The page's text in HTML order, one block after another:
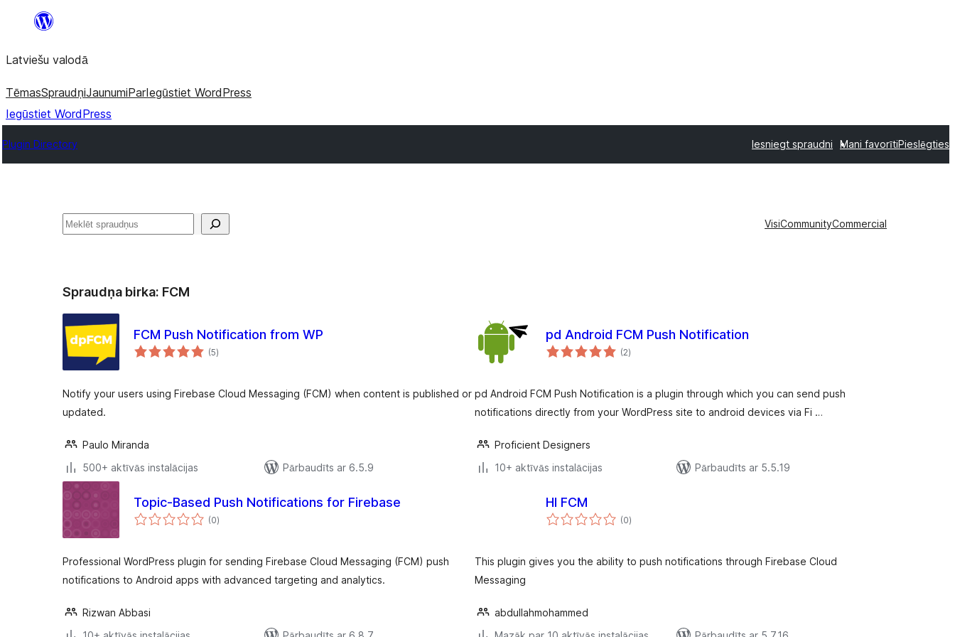
Pāriet
saturu
Latviešu valodā
TēmasSpraudņiJaunumiParIegūstiet WordPress
Iegūstiet WordPress
Plugin Directory Iesniegt spraudni Mani favorītiPieslēgties
Meklēt VisiCommunityCommercial
Spraudņa birka: FCM
FCM Push Notification from WP
(5vērtējumu
kopsumma
)
Notify your users using Firebase Cloud Messaging (FCM) when content is published or
updated.
Paulo Miranda
500+ aktīvās instalācijas
Pārbaudīts ar 6.5.9
pd Android FCM Push Notification
(2vērtējumu
kopsumma
)
pd Android FCM Push Notification is a plugin through which you can send push
notifications directly from your WordPress site to android devices via Fi …
Proficient Designers
10+ aktīvās instalācijas
Pārbaudīts ar 5.5.19
Topic-Based Push Notifications for Firebase
(0vērtējumu
kopsumma
)
Professional WordPress plugin for sending Firebase Cloud Messaging (FCM) push
notifications to Android apps with advanced targeting and analytics.
Rizwan Abbasi
HI FCM
(0vērtējumu
kopsumma
)
This plugin gives you the ability to push notifications through Firebase Cloud
Messaging
abdullahmohammed